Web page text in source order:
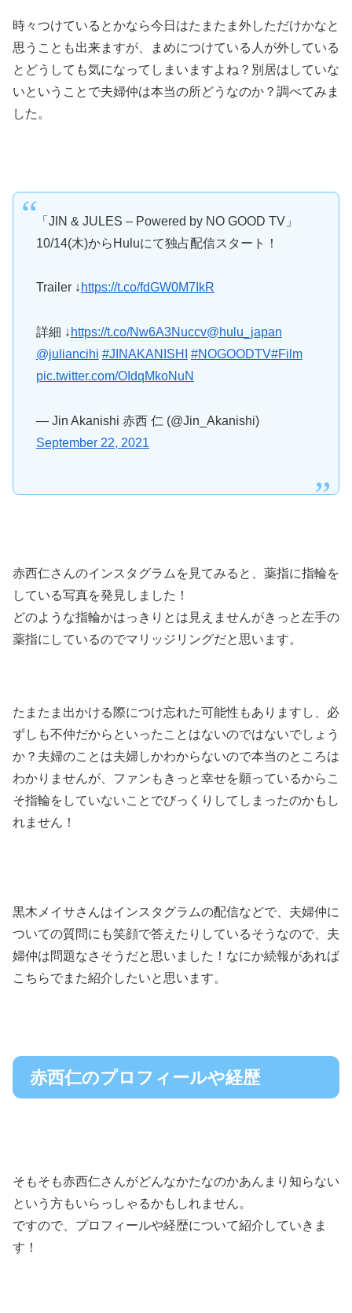
時々つけているとかなら今日はたまたま外しただけかなと
思うことも出来ますが、まめにつけている人が外している
とどうしても気になってしまいますよね？別居はしていな
いということで夫婦仲は本当の所どうなのか？調べてみま
した。
「JIN & JULES – Powered by NO GOOD TV」
10/14(木)からHuluにて独占配信スタート！
Trailer ↓ https://t.co/fdGW0M7IkR
詳細 ↓ https://t.co/Nw6A3Nuccv@hulu_japan
@juliancihi #JINAKANISHI #NOGOODTV#Film
pic.twitter.com/OIdqMkoNuN
— Jin Akanishi 赤西 仁 (@Jin_Akanishi)
September 22, 2021
赤西仁さんのインスタグラムを見てみると、薬指に指輪を
している写真を発見しました！
どのような指輪かはっきりとは見えませんがきっと左手の
薬指にしているのでマリッジリングだと思います。
たまたま出かける際につけ忘れた可能性もありますし、必
ずしも不仲だからといったことはないのではないでしょう
か？夫婦のことは夫婦しかわからないので本当のところは
わかりませんが、ファンもきっと幸せを願っているからこ
そ指輪をしていないことでびっくりしてしまったのかもし
れません！
黒木メイサさんはインスタグラムの配信などで、夫婦仲に
ついての質問にも笑顔で答えたりしているそうなので、夫
婦仲は問題なさそうだと思いました！なにか続報があれば
こちらでまた紹介したいと思います。
赤西仁のプロフィールや経歴
そもそも赤西仁さんがどんなかたなのかあんまり知らない
という方もいらっしゃるかもしれません。
ですので、プロフィールや経歴について紹介していきま
す！